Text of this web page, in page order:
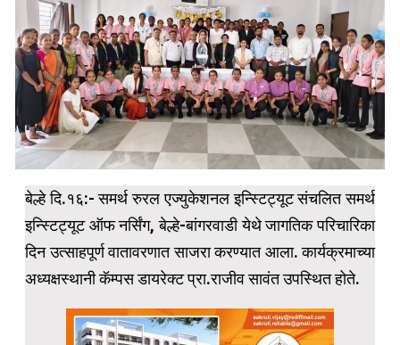
बेल्हे दि.१६:- समर्थ रुरल एज्युकेशनल इन्स्टिट्यूट संचलित समर्थ
इन्स्टिट्यूट ऑफ नर्सिंग, बेल्हे-बांगरवाडी येथे जागतिक परिचारिका
दिन उत्साहपूर्ण वातावरणात साजरा करण्यात आला. कार्यक्रमाच्या
अध्यक्षस्थानी कॅम्पस डायरेक्ट प्रा.राजीव सावंत उपस्थित होते.